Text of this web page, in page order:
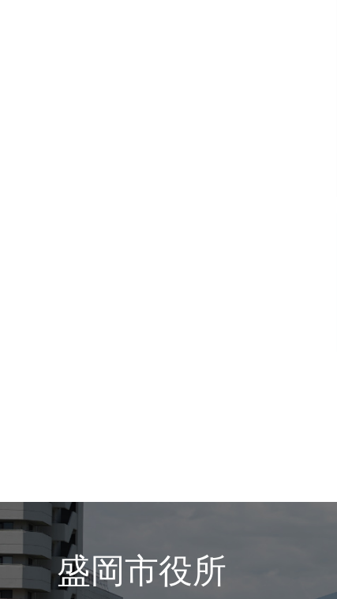
盛岡市役所